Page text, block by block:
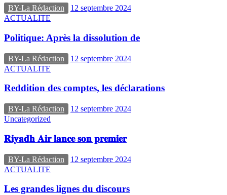
BY-La Rédaction
12 septembre 2024
ACTUALITE
Politique: Après la dissolution de
BY-La Rédaction
12 septembre 2024
ACTUALITE
Reddition des comptes, les déclarations
BY-La Rédaction
12 septembre 2024
Uncategorized
𝐑𝐢𝐲𝐚𝐝𝐡 𝐀𝐢𝐫 𝐥𝐚𝐧𝐜𝐞 𝐬𝐨𝐧 𝐩𝐫𝐞𝐦𝐢𝐞𝐫
BY-La Rédaction
12 septembre 2024
ACTUALITE
Les grandes lignes du discours